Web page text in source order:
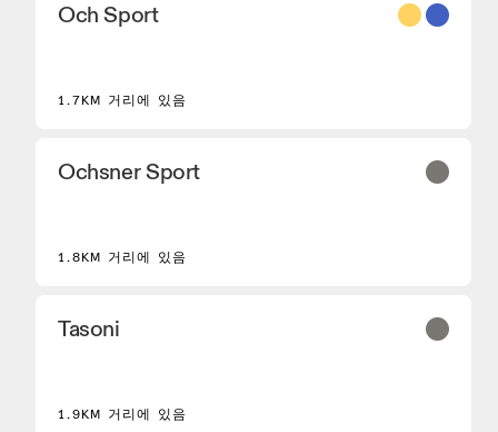
Och Sport
1.7KM 거리에 있음
Ochsner Sport
1.8KM 거리에 있음
Tasoni
1.9KM 거리에 있음